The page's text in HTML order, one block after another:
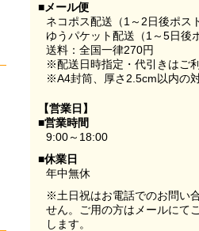
■メール便
ネコポス配送（1～2日後ポス
ゆうパケット配送（1～5日後
送料：全国一律270円
※配送日時指定・代引きはご
※A4封筒、厚さ2.5cm以内の
【営業日】
■営業時間
9:00～18:00
■休業日
年中無休
※土日祝はお電話でのお問い
せん。ご用の方はメールにて
します。